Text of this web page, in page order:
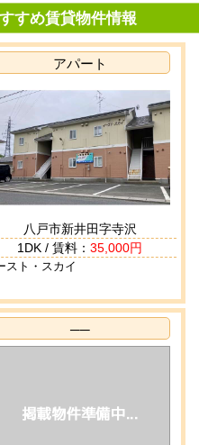
すめ賃貸物件情報
アパート
八戸市新井田字寺沢
1DK / 賃料： 35,000円
スト・スカイ
──